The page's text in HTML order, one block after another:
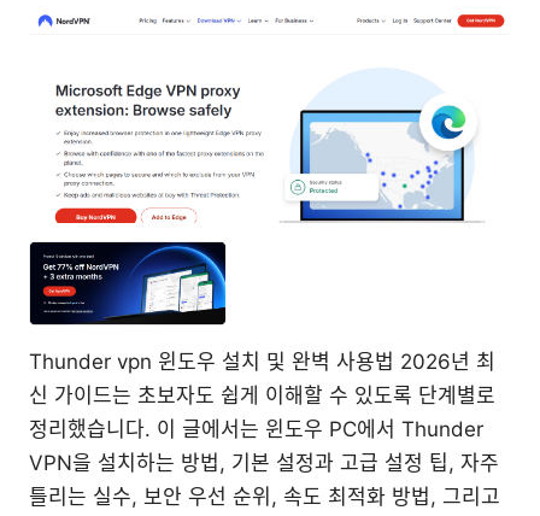
Thunder vpn 윈도우 설치 및 완벽 사용법 2026년 최
신 가이드는 초보자도 쉽게 이해할 수 있도록 단계별로
정리했습니다. 이 글에서는 윈도우 PC에서 Thunder
VPN을 설치하는 방법, 기본 설정과 고급 설정 팁, 자주
틀리는 실수, 보안 우선 순위, 속도 최적화 방법, 그리고